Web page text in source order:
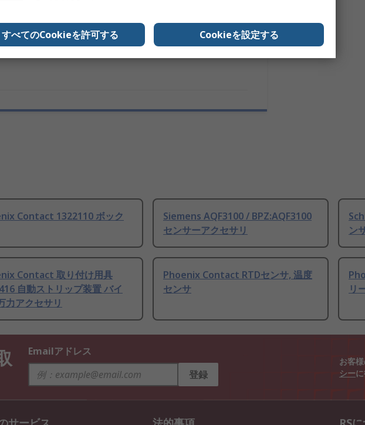
EU RoHS, CHINA RoHS, EU REACH
Contact 1322110 ボック
Siemens AQF3100 / BPZ:AQF3100
センサーアクセサリ
ン
Contact 取り付け用具
自動ストリップ装置 バイ
力アクセサリ
Phoenix Contact RTDセンサ, 温度
センサ
リ
Emailアドレス
登録
お客
シー
すべてのCookieを許可する Cookieを設定する